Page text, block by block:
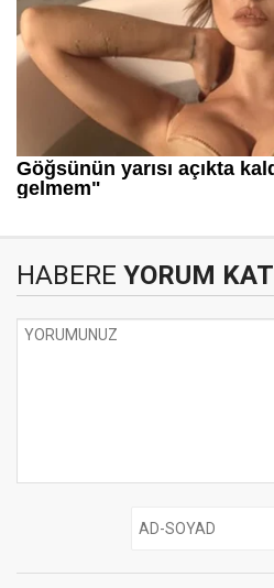
HABERE YORUM KAT